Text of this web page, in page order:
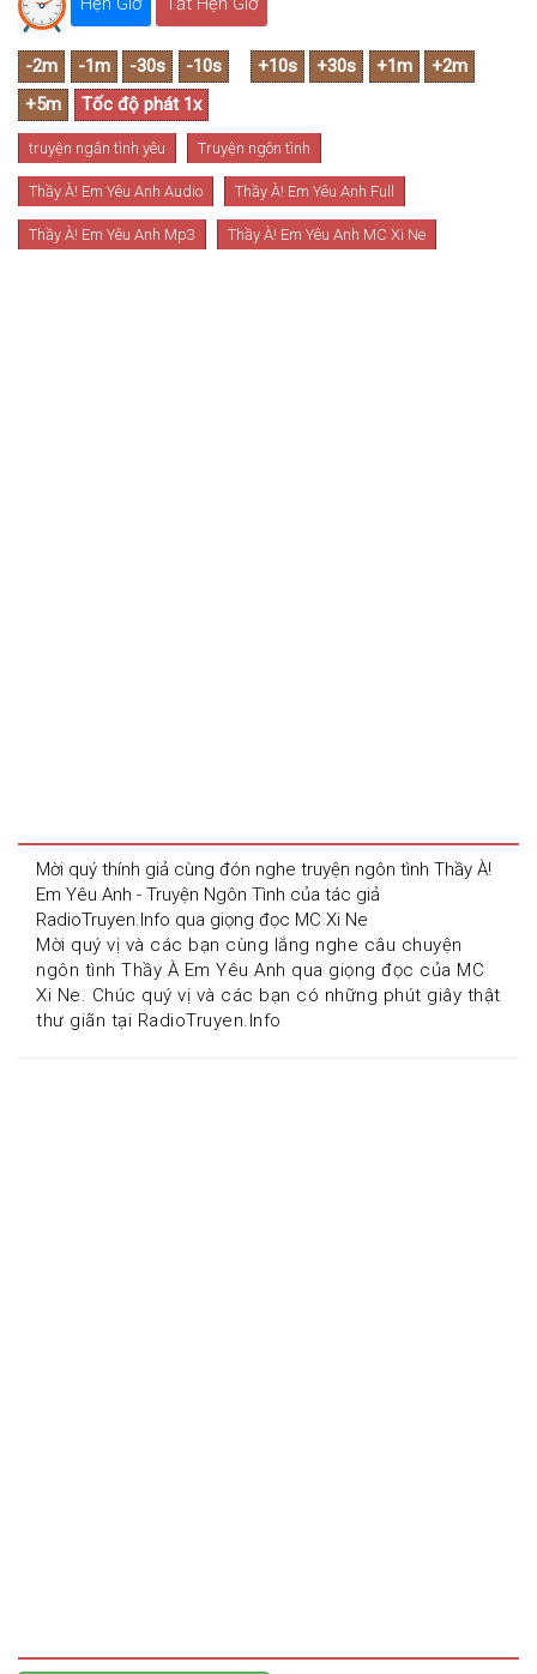
truyện ngắn tình yêu Truyện ngôn tình
Thầy À! Em Yêu Anh Audio Thầy À! Em Yêu Anh Full
Thầy À! Em Yêu Anh Mp3 Thầy À! Em Yêu Anh MC Xi Ne
Mời quý thính giả cùng đón nghe truyện ngôn tình Thầy À!
Em Yêu Anh - Truyện Ngôn Tình của tác giả
RadioTruyen.Info qua giọng đọc MC Xi Ne
Mời quý vị và các bạn cùng lắng nghe câu chuyện
ngôn tình Thầy À Em Yêu Anh qua giọng đọc của MC
Xi Ne. Chúc quý vị và các bạn có những phút giây thật
thư giãn tại RadioTruyen.Info